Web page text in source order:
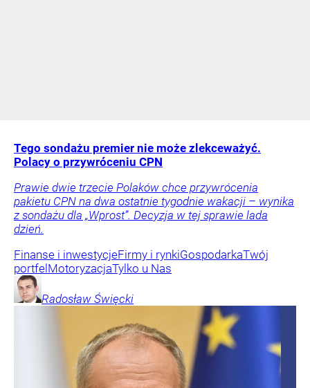
Tego sondażu premier nie może zlekceważyć.
Polacy o przywróceniu CPN
Prawie dwie trzecie Polaków chce przywrócenia
pakietu CPN na dwa ostatnie tygodnie wakacji – wynika
z sondażu dla „Wprost”. Decyzja w tej sprawie lada
dzień.
Finanse i inwestycjeFirmy i rynkiGospodarkaTwój
portfel MotoryzacjaTylko u Nas
Radosław Święcki